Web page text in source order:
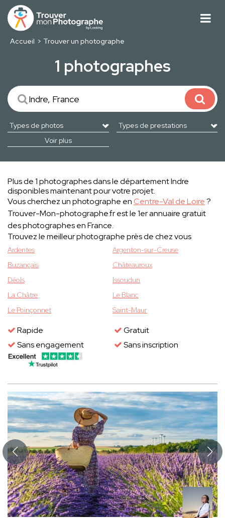
Accueil Trouver un photographe
1 photographes
Voir plus
Plus de 1 photographes dans le département Indre
disponibles maintenant pour votre projet.
Vous cherchez un photographe enCentre-Val de Loire?
Trouver-Mon-photographe.fr est le 1er annuaire gratuit
des photographes en France.
Trouvez le meilleur photographe près de chez vous
Ardentes
Argenton-sur-Creuse
Buzançais
Châteauroux
Déols
Issoudun
La Châtre
Le Blanc
Le Poinçonnet
Saint-Maur
Rapide
Gratuit
Sans engagement
Sans inscription